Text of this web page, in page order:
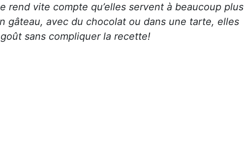
rend vite compte qu’elles servent à beaucoup plus
gâteau, avec du chocolat ou dans une tarte, elles
sans compliquer la recette!